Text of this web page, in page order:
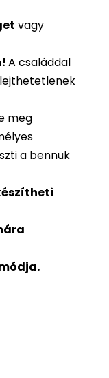
vagy
! A családdal
meg
a bennük